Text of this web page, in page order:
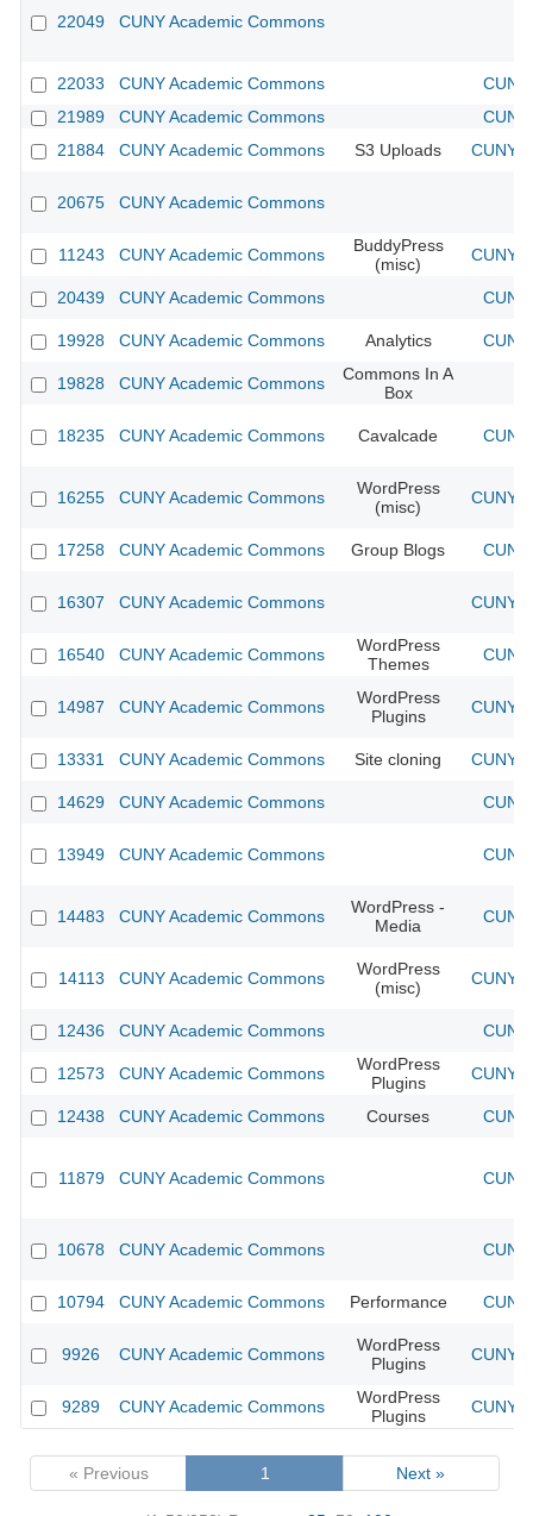
22049 CUNY Academic Commons
22033 CUNY Academic Commons
21989
CUNY Academic Commons
21884
CUNY Academic Commons S3 Uploads CUNY
20675 CUNY Academic Commons
11243 CUNY Academic Commons
BuddyPress
(misc)
CUNY
20439 CUNY Academic Commons
19928 CUNY Academic Commons Analytics
19828 CUNY Academic Commons
Commons In A
Box
18235 CUNY Academic Commons Cavalcade
16255 CUNY Academic Commons
WordPress
(misc)
CUNY
17258 CUNY Academic Commons Group Blogs
16307 CUNY Academic Commons CUNY
16540 CUNY Academic Commons
WordPress
Themes
14987 CUNY Academic Commons
WordPress
Plugins
CUNY
13331 CUNY Academic Commons Site cloning CUNY
14629 CUNY Academic Commons
13949 CUNY Academic Commons
14483 CUNY Academic Commons
WordPress -
Media
14113 CUNY Academic Commons
WordPress
(misc)
CUNY
12436 CUNY Academic Commons
12573 CUNY Academic Commons
WordPress
Plugins
CUNY
12438 CUNY Academic Commons Courses
11879 CUNY Academic Commons
10678 CUNY Academic Commons
10794 CUNY Academic Commons Performance
9926 CUNY Academic Commons
WordPress
Plugins
CUNY
9289 CUNY Academic Commons
WordPress
Plugins
CUNY
« Previous 1 Next »